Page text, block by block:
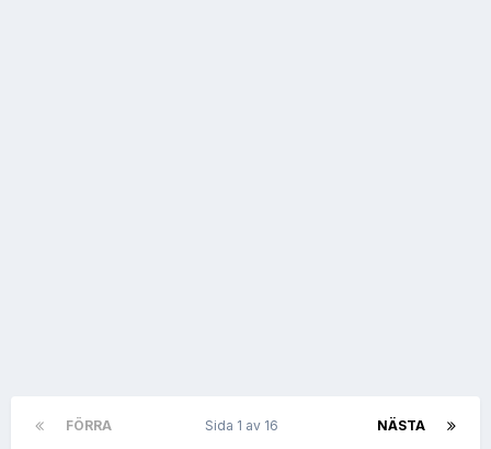
FÖRRA NÄSTA
Sida 1 av 16